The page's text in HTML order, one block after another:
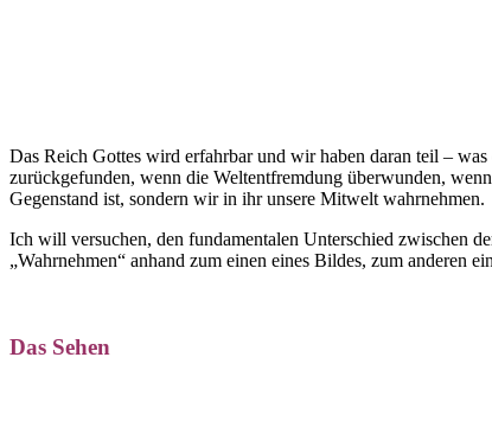
Das Reich Gottes wird erfahrbar und wir haben daran teil –
zurückgefunden, wenn die Weltentfremdung überwunden,
Gegenstand ist, sondern wir in ihr unsere Mitwelt wahrnehmen.
Ich will versuchen, den fundamentalen Unterschied zwischen
„Wahrnehmen“ anhand zum einen eines Bildes, zum anderen
Das Sehen